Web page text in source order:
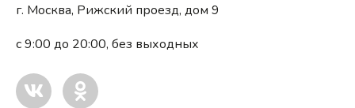
г. Москва, Рижский проезд, дом 9
с 9:00 до 20:00, без выходных